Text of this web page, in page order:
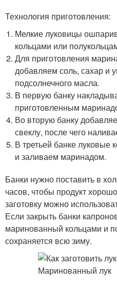
Технология приготовления:
Мелкие луковицы
кольцами или
Для приготовления
добавляем соль, сахар и
подсолнечного масла.
В первую банку
приготовленным
Во вторую банку
свеклу, после чего
В третьей банке луковые
и заливаем маринадом.
Банки нужно поставить в
часов, чтобы продукт
заготовку можно
Если закрыть банки
маринованный кольцами и
сохраняется всю зиму.